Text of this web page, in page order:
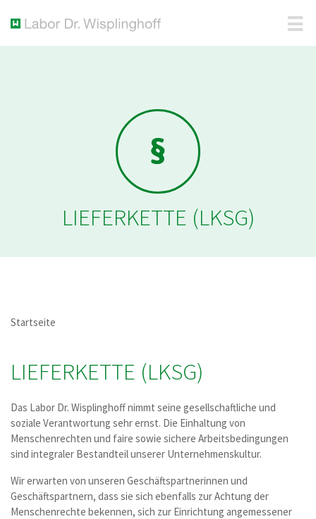
LIEFERKETTE (LKSG)
Startseite
LIEFERKETTE (LKSG)
Das Labor Dr. Wisplinghoff nimmt seine gesellschaftliche und
soziale Verantwortung sehr ernst. Die Einhaltung von
Menschenrechten und faire sowie sichere Arbeitsbedingungen
sind integraler Bestandteil unserer Unternehmenskultur.
Wir erwarten von unseren Geschäftspartnerinnen und
Geschäftspartnern, dass sie sich ebenfalls zur Achtung der
Menschenrechte bekennen, sich zur Einrichtung angemessener